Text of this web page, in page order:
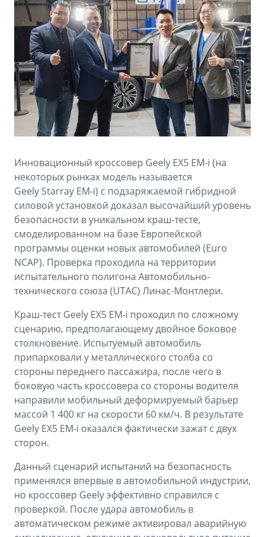
OKAVANGO
от 3 429 990 ₽*
MONJARO
от 4 349 990 ₽*
PREFACE GEELY EX5
Аксессуары
Зарядные устройства
ФИНАНСЫ И УСЛУГИ
Автокредит
Расчет КАСКО
Страхование
GEELY Лизинг
Советы по эксплуатации
Спецпредложения
ПОДДЕРЖКА
Помощь на дорогах
Гарантия Geely
Сервисная книжка
Вопросы и ответы
Инновационный кроссовер Geely EX5 EM-i (на
некоторых рынках модель называется
Geely Starray EM-i) с подзаряжаемой гибридной
силовой установкой доказал высочайший уровень
безопасности в уникальном краш-тесте,
смоделированном на базе Европейской
программы оценки новых автомобилей (Euro
NCAP). Проверка проходила на территории
испытательного полигона Автомобильно-
технического союза (UTAC) Линас-Монтлери.
Краш-тест Geely EX5 EM-i проходил по сложному
сценарию, предполагающему двойное боковое
столкновение. Испытуемый автомобиль
припарковали у металлического столба со
стороны переднего пассажира, после чего в
боковую часть кроссовера со стороны водителя
направили мобильный деформируемый барьер
массой 1 400 кг на скорости 60 км/ч. В результате
Geely EX5 EM-i оказался фактически зажат с двух
сторон.
Данный сценарий испытаний на безопасность
применялся впервые в автомобильной индустрии,
но кроссовер Geely эффективно справился с
проверкой. После удара автомобиль в
автоматическом режиме активировал аварийную